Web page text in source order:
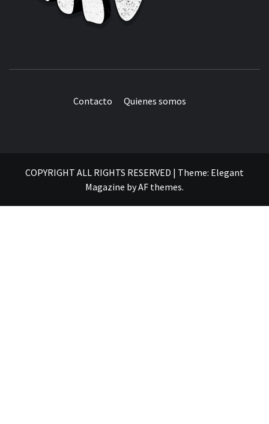
Contacto Quienes somos
COPYRIGHT ALL RIGHTS RESERVED | Theme: Elegant
Magazine byAF themes.